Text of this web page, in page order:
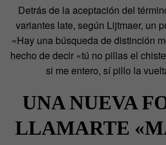
Detrás de la aceptación del
variantes late, según Lijtmaer, un
«Hay una búsqueda de distinción
hecho de decir «tú no pillas el
si me entero, sí pillo la
UNA NUEVA
LLAMARTE